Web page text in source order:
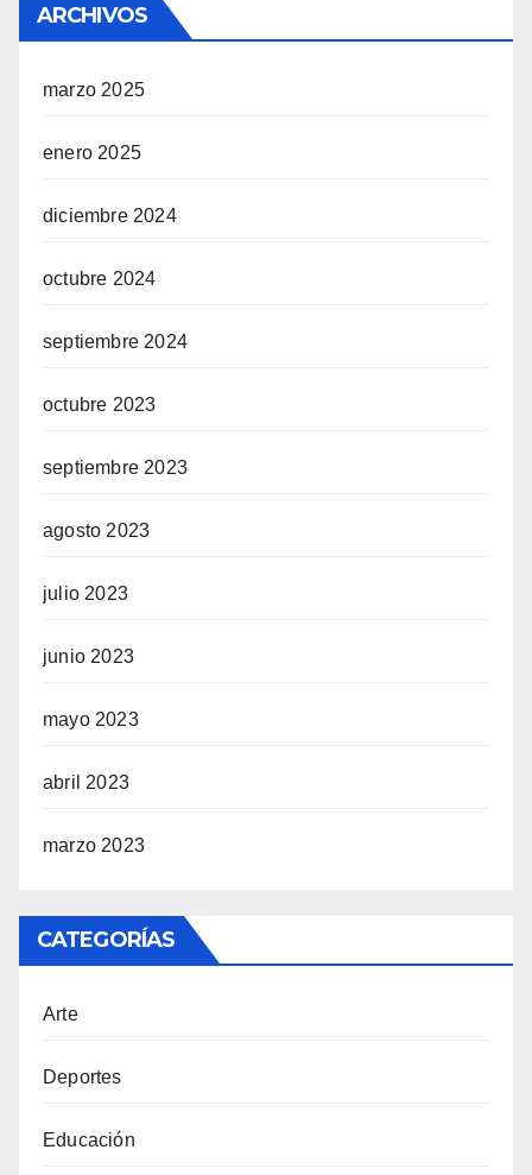
ARCHIVOS
marzo 2025
enero 2025
diciembre 2024
octubre 2024
septiembre 2024
octubre 2023
septiembre 2023
agosto 2023
julio 2023
junio 2023
mayo 2023
abril 2023
marzo 2023
CATEGORÍAS
Arte
Deportes
Educación